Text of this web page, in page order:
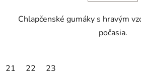
Chlapčenské gumáky s hravým
počasia.
21 22 23